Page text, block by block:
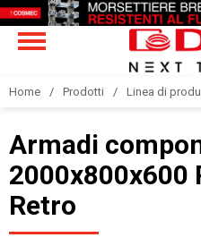
Home Prodotti Linea di
Armadi
2000x800x600
Retro